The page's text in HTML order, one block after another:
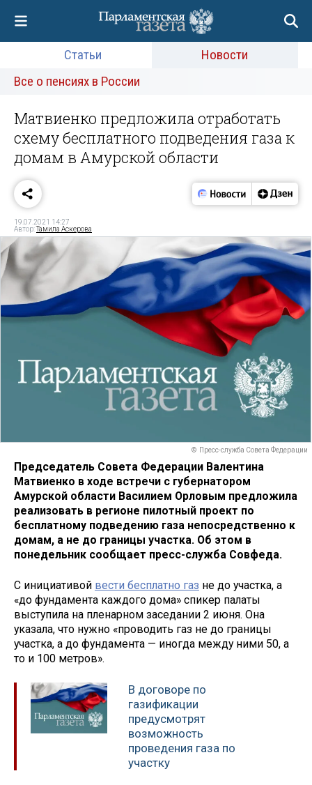
Статьи
Новости
Все о пенсиях в России
Матвиенко предложила отработать
схему бесплатного подведения газа к
домам в Амурской области
19.07.2021 14:27
Автор:Тамила Аскерова
© Пресс-служба Совета Федерации
Председатель Совета Федерации Валентина
Матвиенко в ходе встречи с губернатором
Амурской области Василием Орловым предложила
реализовать в регионе пилотный проект по
бесплатному подведению газа непосредственно к
домам, а не до границы участка. Об этом в
понедельник сообщает пресс-служба Совфеда.
С инициативой вести бесплатно газ не до участка, а
«до фундамента каждого дома» спикер палаты
выступила на пленарном заседании 2 июня. Она
указала, что нужно «проводить газ не до границы
участка, а до фундамента — иногда между ними 50, а
то и 100 метров».
В договоре по
газификации
предусмотрят
возможность
проведения газа по
участку